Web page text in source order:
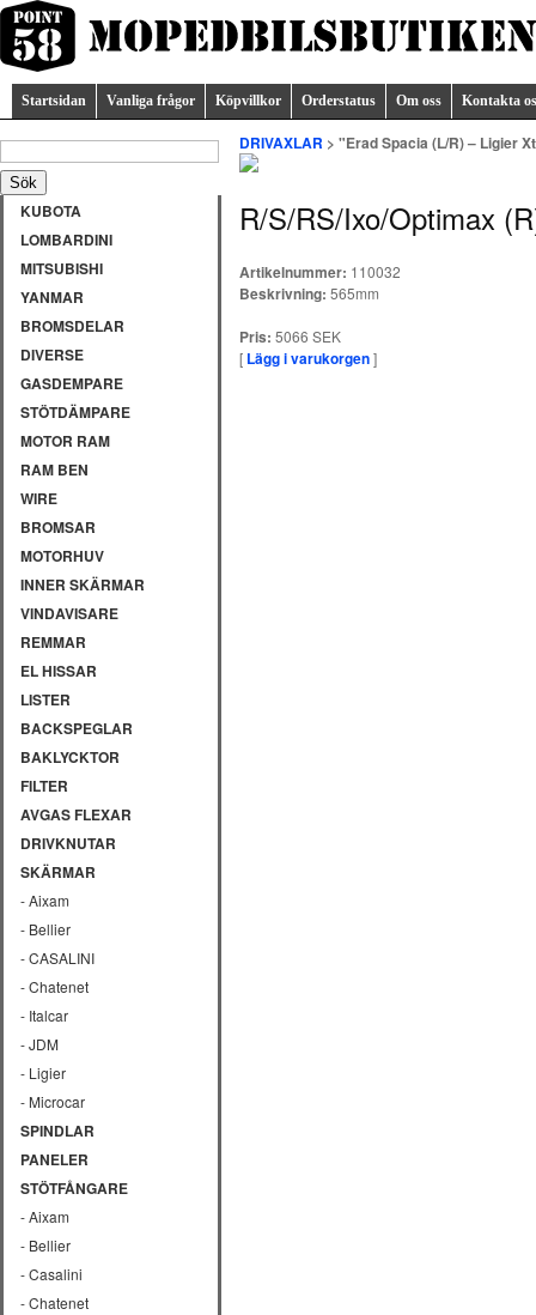
Startsidan Vanliga frågor Köpvillkor Orderstatus Om oss Kontakta
KUBOTA
LOMBARDINI
MITSUBISHI
YANMAR
BROMSDELAR
DIVERSE
GASDEMPARE
STÖTDÄMPARE
MOTOR RAM
RAM BEN
WIRE
BROMSAR
MOTORHUV
INNER SKÄRMAR
VINDAVISARE
REMMAR
EL HISSAR
LISTER
BACKSPEGLAR
BAKLYCKTOR
FILTER
AVGAS FLEXAR
DRIVKNUTAR
SKÄRMAR
- Aixam
- Bellier
- CASALINI
- Chatenet
- Italcar
- JDM
- Ligier
- Microcar
SPINDLAR
PANELER
STÖTFÅNGARE
- Aixam
- Bellier
- Casalini
- Chatenet
DRIVAXLAR > "Erad Spacia (L/R) – Ligier
R/S/RS/Ixo/Optimax
Artikelnummer: 110032
Beskrivning: 565mm
Pris: 5066 SEK
[ Lägg i varukorgen]